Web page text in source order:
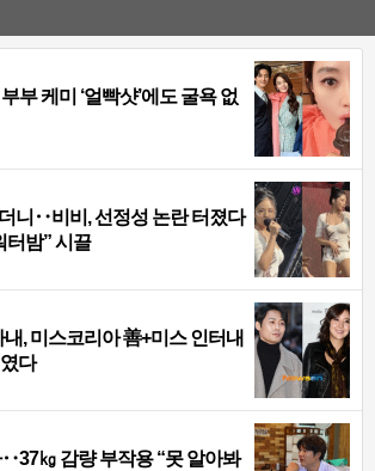
부 케미 ‘얼빡샷’에도 굴욕 없
니‥비비, 선정성 논란 터졌다
터밤” 시끌
내, 미스코리아 善+미스 인터내
다
㎏ 감량 부작용 “못 알아봐